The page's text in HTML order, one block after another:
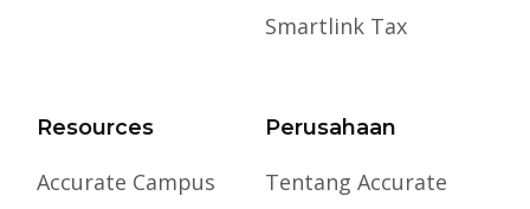
Smartlink Tax
Resources
Accurate Campus
Perusahaan
Tentang Accurate